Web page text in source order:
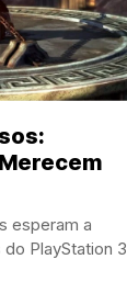
esperam a
PlayStation 3